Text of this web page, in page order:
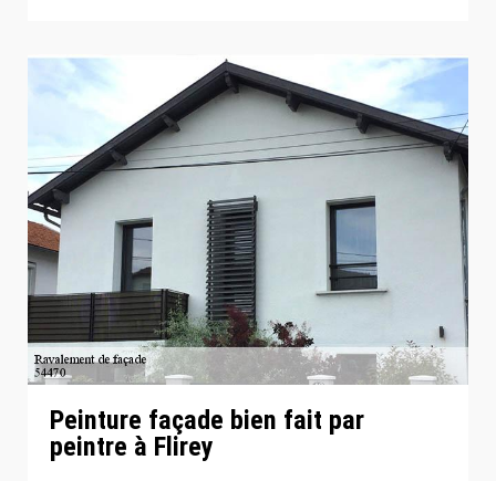
Peinture façade bien fait par
peintre à Flirey